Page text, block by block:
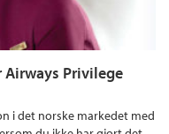
Airways Privilege
i det norske markedet med